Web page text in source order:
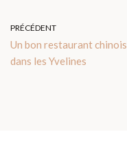
PRÉCÉDENT
Un bon restaurant chinois
dans les Yvelines